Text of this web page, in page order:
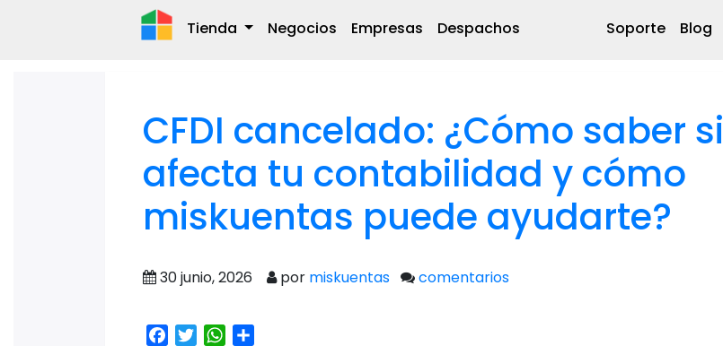
Tienda Negocios Empresas Despachos Soporte Blog
CFDI cancelado: ¿Cómo saber si
afecta tu contabilidad y cómo
miskuentas puede ayudarte?
30 junio, 2026 por miskuentas comentarios
Facebook
TwitterWhatsApp